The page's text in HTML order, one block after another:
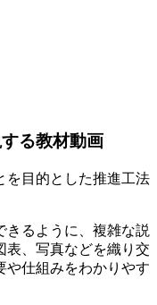
る教材動画
を目的とした推進工法
きるように、複雑な説
表、写真などを織り交
や仕組みをわかりやす